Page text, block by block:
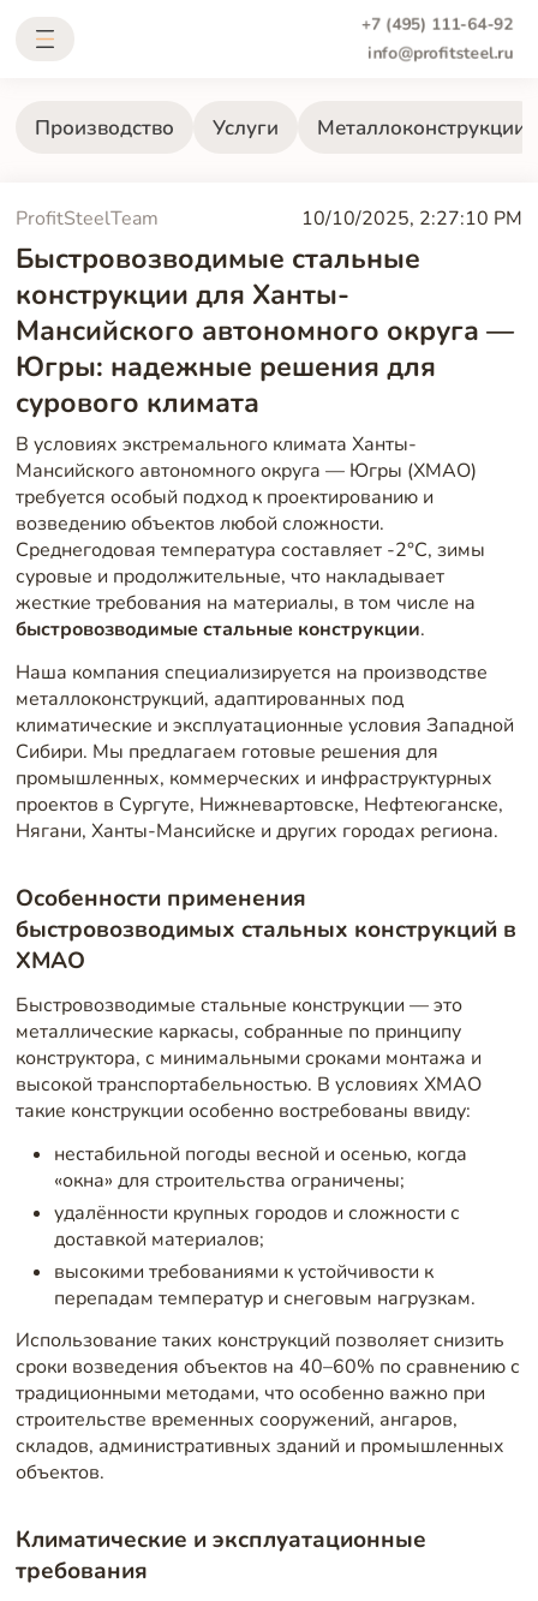
+7 (495) 111-64-92
info@profitsteel.ru
Производство Услуги Металлоконструкции
ProfitSteelTeam 10/10/2025, 2:27:10 PM
Быстровозводимые стальные
конструкции для Ханты-
Мансийского автономного округа —
Югры: надежные решения для
сурового климата
В условиях экстремального климата Ханты-
Мансийского автономного округа — Югры (ХМАО)
требуется особый подход к проектированию и
возведению объектов любой сложности.
Среднегодовая температура составляет -2°C, зимы
суровые и продолжительные, что накладывает
жесткие требования на материалы, в том числе на
быстровозводимые стальные конструкции.
Наша компания специализируется на производстве
металлоконструкций, адаптированных под
климатические и эксплуатационные условия Западной
Сибири. Мы предлагаем готовые решения для
промышленных, коммерческих и инфраструктурных
проектов в Сургуте, Нижневартовске, Нефтеюганске,
Нягани, Ханты-Мансийске и других городах региона.
Особенности применения
быстровозводимых стальных конструкций в
ХМАО
Быстровозводимые стальные конструкции — это
металлические каркасы, собранные по принципу
конструктора, с минимальными сроками монтажа и
высокой транспортабельностью. В условиях ХМАО
такие конструкции особенно востребованы ввиду:
нестабильной погоды весной и осенью, когда
«окна» для строительства ограничены;
удалённости крупных городов и сложности с
доставкой материалов;
высокими требованиями к устойчивости к
перепадам температур и снеговым нагрузкам.
Использование таких конструкций позволяет снизить
сроки возведения объектов на 40–60% по сравнению с
традиционными методами, что особенно важно при
строительстве временных сооружений, ангаров,
складов, административных зданий и промышленных
объектов.
Климатические и эксплуатационные
требования